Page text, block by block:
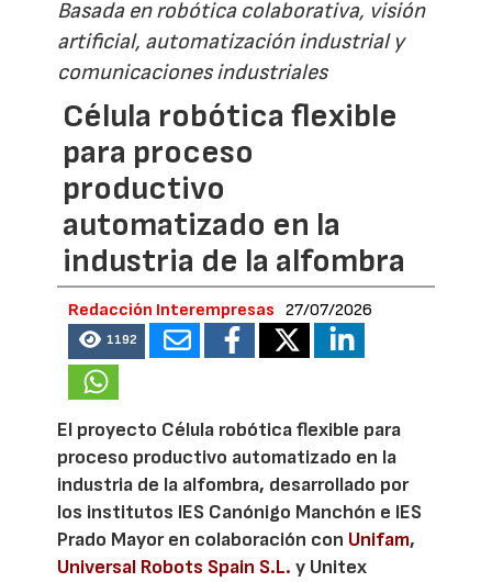
Basada en robótica colaborativa, visión
artificial, automatización industrial y
comunicaciones industriales
Célula robótica flexible
para proceso
productivo
automatizado en la
industria de la alfombra
Redacción Interempresas 27/07/2026
1192
El proyecto Célula robótica flexible para
proceso productivo automatizado en la
industria de la alfombra, desarrollado por
los institutos IES Canónigo Manchón e IES
Prado Mayor en colaboración con Unifam,
Universal Robots Spain S.L. y Unitex